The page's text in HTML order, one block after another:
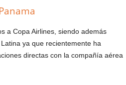
a Copa Airlines, siendo además
ya que recientemente ha
directas con la compañía aérea